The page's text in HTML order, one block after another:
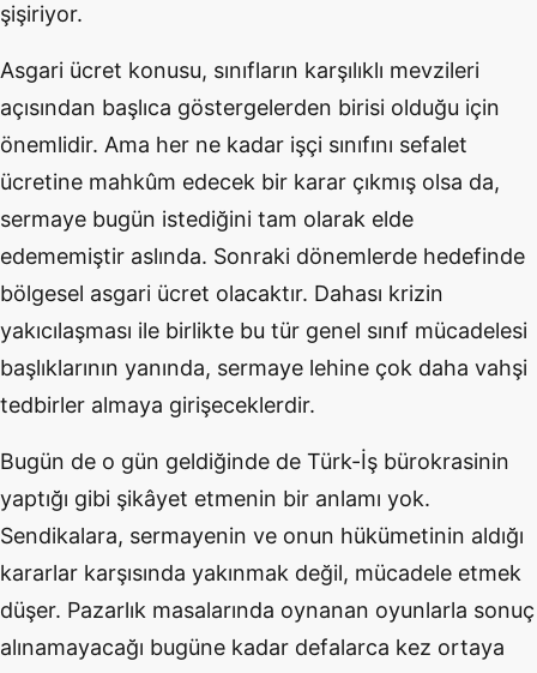
şişiriyor.
Asgari ücret konusu, sınıfların karşılıklı mevzileri
açısından başlıca göstergelerden birisi olduğu için
önemlidir. Ama her ne kadar işçi sınıfını sefalet
ücretine mahkûm edecek bir karar çıkmış olsa da,
sermaye bugün istediğini tam olarak elde
edememiştir aslında. Sonraki dönemlerde hedefinde
bölgesel asgari ücret olacaktır. Dahası krizin
yakıcılaşması ile birlikte bu tür genel sınıf mücadelesi
başlıklarının yanında, sermaye lehine çok daha vahşi
tedbirler almaya girişeceklerdir.
Bugün de o gün geldiğinde de Türk-İş bürokrasinin
yaptığı gibi şikâyet etmenin bir anlamı yok.
Sendikalara, sermayenin ve onun hükümetinin aldığı
kararlar karşısında yakınmak değil, mücadele etmek
düşer. Pazarlık masalarında oynanan oyunlarla sonuç
alınamayacağı bugüne kadar defalarca kez ortaya